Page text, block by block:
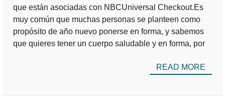
que están asociadas con NBCUniversal Checkout.Es
muy común que muchas personas se planteen como
propósito de año nuevo ponerse en forma, y sabemos
que quieres tener un cuerpo saludable y en forma, por
READ MORE